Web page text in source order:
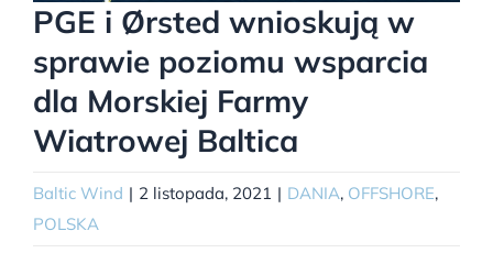
PGE i Ørsted wnioskują w
sprawie poziomu wsparcia
dla Morskiej Farmy
Wiatrowej Baltica
Baltic Wind | 2 listopada, 2021 | DANIA, OFFSHORE,
POLSKA